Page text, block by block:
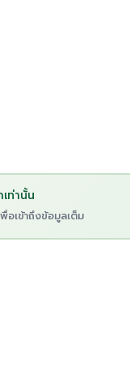
ท่านั้น
อเข้าถึงข้อมูลเต็ม